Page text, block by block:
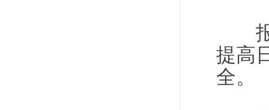
报
提高
全。